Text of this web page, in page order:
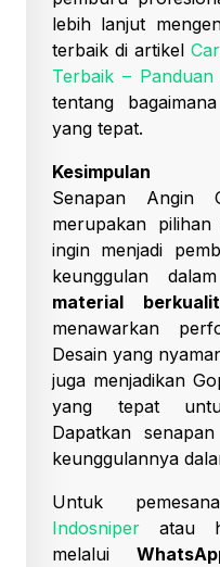
lebih lanjut
terbaik di artikel
Terbaik – Panduan
tentang
yang tepat.
Kesimpulan
Senapan
merupakan
ingin menjadi
keunggulan
material
menawarkan
Desain yang
juga menjadikan
yang tepat
Dapatkan
keunggulannya
Untuk
Indosniper atau
melalui